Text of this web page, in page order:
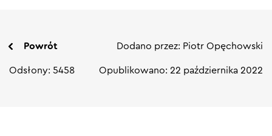
Powrót Dodano przez: Piotr Opęchowski
Odsłony: 5458 Opublikowano: 22 października 2022